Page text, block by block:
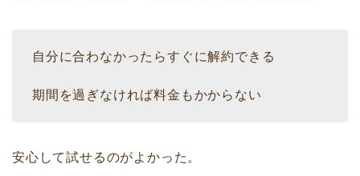
自分に合わなかったらすぐに解約できる
期間を過ぎなければ料金もかからない
安心して試せるのがよかった。